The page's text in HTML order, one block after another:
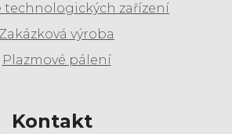
technologických zařízení
Zakázková výroba
Plazmové pálení
Kontakt